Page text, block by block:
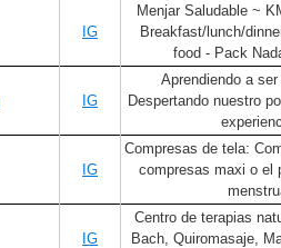
IG
Menjar Saludable ~
Breakfast/lunch/
food - Pack
IG
Aprendiendo a
Despertando nuestro
IG
Compresas de tela:
compresas maxi o el
IG
Centro de terapias
Bach, Quiromasaje,